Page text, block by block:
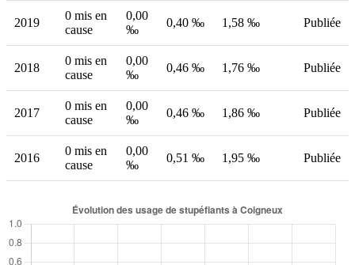
2019
0 mis en
cause
0,00
‰
0,40 ‰ 1,58 ‰ Publiée
2018
0 mis en
cause
0,00
‰
0,46 ‰ 1,76 ‰ Publiée
2017
0 mis en
cause
0,00
‰
0,46 ‰ 1,86 ‰ Publiée
2016
0 mis en
cause
0,00
‰
0,51 ‰ 1,95 ‰ Publiée